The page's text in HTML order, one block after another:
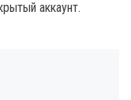
аккаунт.